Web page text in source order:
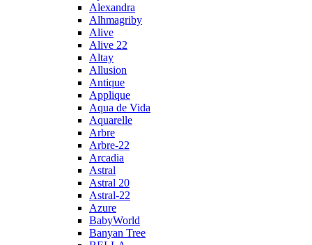
Alexandra
Alhmagriby
Alive
Alive 22
Altay
Allusion
Antique
Applique
Aqua de Vida
Aquarelle
Arbre
Arbre-22
Arcadia
Astral
Astral 20
Astral-22
Azure
BabyWorld
Banyan Tree